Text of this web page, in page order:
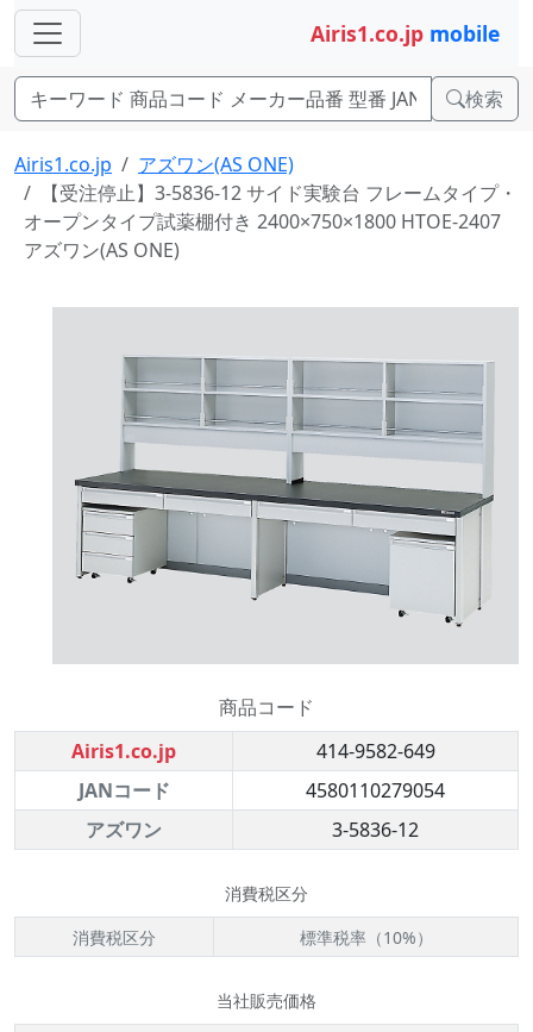
Airis1.co.jp mobile
検索
Airis1.co.jp
アズワン(AS ONE)
【受注停止】3-5836-12 サイド実験台 フレームタイプ・
オープンタイプ試薬棚付き 2400×750×1800 HTOE-2407
アズワン(AS ONE)
商品コード
Airis1.co.jp
414-9582-649
JANコード
4580110279054
アズワン
3-5836-12
消費税区分
消費税区分
標準税率（10%）
当社販売価格